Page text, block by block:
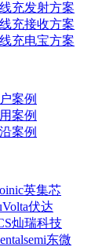
充发射方案
充接收方案
充电宝方案
案例
案例
案例
英集芯
伏达
灿瑞科技
东微